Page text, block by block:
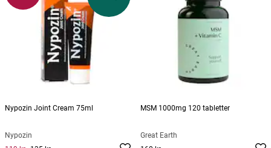
Nypozin Joint Cream 75ml
Nypozin
MSM 1000mg 120 tabletter
Great Earth